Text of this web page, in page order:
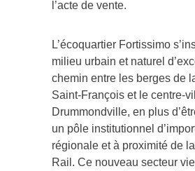
milieu urbain et naturel
chemin entre les berges de
Saint-François et le centre-
Drummondville, en plus
un pôle institutionnel
régionale et à proximité de la
Rail. Ce nouveau secteur
la dynamique du centre-ville